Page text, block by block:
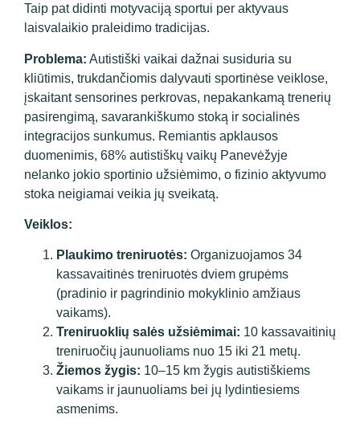
Taip pat didinti motyvaciją sportui per aktyvaus
laisvalaikio praleidimo tradicijas.
Problema: Autistiški vaikai dažnai susiduria su
kliūtimis, trukdančiomis dalyvauti sportinėse veiklose,
įskaitant sensorines perkrovas, nepakankamą trenerių
pasirengimą, savarankiškumo stoką ir socialinės
integracijos sunkumus. Remiantis apklausos
duomenimis, 68% autistiškų vaikų Panevėžyje
nelanko jokio sportinio užsiėmimo, o fizinio aktyvumo
stoka neigiamai veikia jų sveikatą.
Veiklos:
Plaukimo treniruotės: Organizuojamos 34
kassavaitinės treniruotės dviem grupėms
(pradinio ir pagrindinio mokyklinio amžiaus
vaikams).
Treniruoklių salės užsiėmimai: 10 kassavaitinių
treniruočių jaunuoliams nuo 15 iki 21 metų.
Žiemos žygis: 10–15 km žygis autistiškiems
vaikams ir jaunuoliams bei jų lydintiesiems
asmenims.